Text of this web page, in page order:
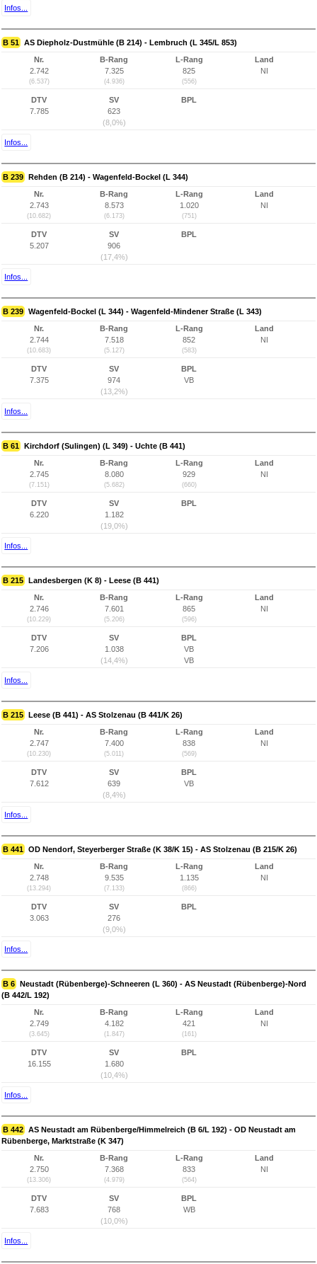
Infos...
B 51 AS Diepholz-Dustmühle (B 214) - Lembruch (L 345/L 853)
Nr.
2.742
(6.537)
B-Rang
7.325
(4.936)
L-Rang
825
(556)
Land
NI
DTV
7.785
SV
623
(8,0%)
BPL
Infos...
B 239 Rehden (B 214) - Wagenfeld-Bockel (L 344)
Nr.
2.743
(10.682)
B-Rang
8.573
(6.173)
L-Rang
1.020
(751)
Land
NI
DTV
5.207
SV
906
(17,4%)
BPL
Infos...
B 239 Wagenfeld-Bockel (L 344) - Wagenfeld-Mindener Straße (L 343)
Nr.
2.744
(10.683)
B-Rang
7.518
(5.127)
L-Rang
852
(583)
Land
NI
DTV
7.375
SV
974
(13,2%)
BPL
VB
Infos...
B 61 Kirchdorf (Sulingen) (L 349) - Uchte (B 441)
Nr.
2.745
(7.151)
B-Rang
8.080
(5.682)
L-Rang
929
(660)
Land
NI
DTV
6.220
SV
1.182
(19,0%)
BPL
Infos...
B 215 Landesbergen (K 8) - Leese (B 441)
Nr.
2.746
(10.229)
B-Rang
7.601
(5.206)
L-Rang
865
(596)
Land
NI
DTV
7.206
SV
1.038
(14,4%)
BPL
VB
VB
Infos...
B 215 Leese (B 441) - AS Stolzenau (B 441/K 26)
Nr.
2.747
(10.230)
B-Rang
7.400
(5.011)
L-Rang
838
(569)
Land
NI
DTV
7.612
SV
639
(8,4%)
BPL
VB
Infos...
B 441 OD Nendorf, Steyerberger Straße (K 38/K 15) - AS Stolzenau (B 215/K 26)
Nr.
2.748
(13.294)
B-Rang
9.535
(7.133)
L-Rang
1.135
(866)
Land
NI
DTV
3.063
SV
276
(9,0%)
BPL
Infos...
B 6 Neustadt (Rübenberge)-Schneeren (L 360) - AS Neustadt (Rübenberge)-Nord
(B 442/L 192)
Nr.
2.749
(3.645)
B-Rang
4.182
(1.847)
L-Rang
421
(161)
Land
NI
DTV
16.155
SV
1.680
(10,4%)
BPL
Infos...
B 442 AS Neustadt am Rübenberge/Himmelreich (B 6/L 192) - OD Neustadt am
Rübenberge, Marktstraße (K 347)
Nr.
2.750
(13.306)
B-Rang
7.368
(4.979)
L-Rang
833
(564)
Land
NI
DTV
7.683
SV
768
(10,0%)
BPL
WB
Infos...